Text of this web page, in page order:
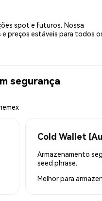
spot e futuros. Nossa
preços estáveis para todos
segurança
Cold Wallet
Armazenamento
seed phrase.
Melhor para